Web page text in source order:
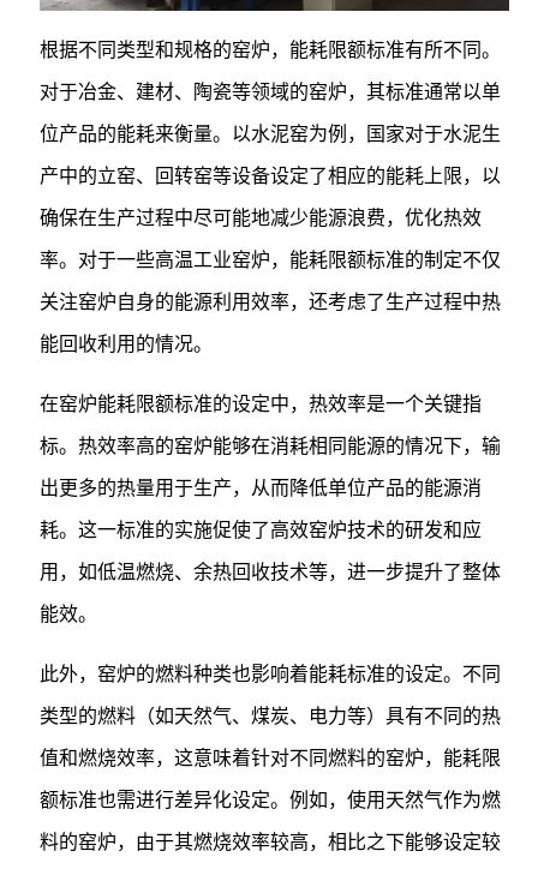
根据不同类型和规格的窑炉，能耗限额标准有所不同。
对于冶金、建材、陶瓷等领域的窑炉，其标准通常以单
位产品的能耗来衡量。以水泥窑为例，国家对于水泥生
产中的立窑、回转窑等设备设定了相应的能耗上限，以
确保在生产过程中尽可能地减少能源浪费，优化热效
率。对于一些高温工业窑炉，能耗限额标准的制定不仅
关注窑炉自身的能源利用效率，还考虑了生产过程中热
能回收利用的情况。
在窑炉能耗限额标准的设定中，热效率是一个关键指
标。热效率高的窑炉能够在消耗相同能源的情况下，输
出更多的热量用于生产，从而降低单位产品的能源消
耗。这一标准的实施促使了高效窑炉技术的研发和应
用，如低温燃烧、余热回收技术等，进一步提升了整体
能效。
此外，窑炉的燃料种类也影响着能耗标准的设定。不同
类型的燃料（如天然气、煤炭、电力等）具有不同的热
值和燃烧效率，这意味着针对不同燃料的窑炉，能耗限
额标准也需进行差异化设定。例如，使用天然气作为燃
料的窑炉，由于其燃烧效率较高，相比之下能够设定较